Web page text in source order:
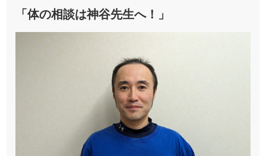
「体の相談は神谷先生へ！」